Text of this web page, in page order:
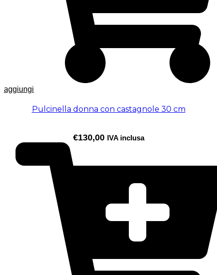
aggiungi
Pulcinella donna con castagnole 30 cm
€130,00 IVA inclusa